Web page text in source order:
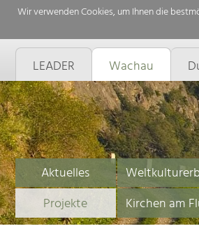
Wir verwenden Cookies, um Ihnen die
LEADER Wachau
Aktuelles
Projekte
Kirchen am